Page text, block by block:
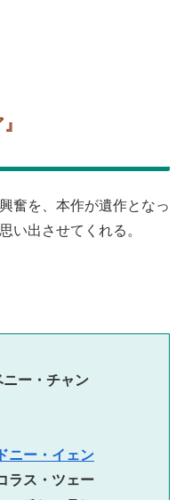
奮を、本作が遺作となっ
い出させてくれる。
ー・チャン
ドニー・イェン
ラス・ツェー